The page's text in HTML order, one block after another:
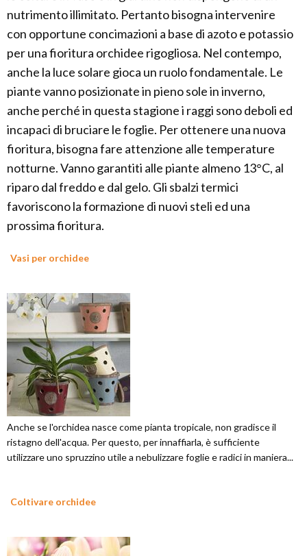
nutrimento illimitato. Pertanto bisogna intervenire
con opportune concimazioni a base di azoto e potassio
per una fioritura orchidee rigogliosa. Nel contempo,
anche la luce solare gioca un ruolo fondamentale. Le
piante vanno posizionate in pieno sole in inverno,
anche perché in questa stagione i raggi sono deboli ed
incapaci di bruciare le foglie. Per ottenere una nuova
fioritura, bisogna fare attenzione alle temperature
notturne. Vanno garantiti alle piante almeno 13°C, al
riparo dal freddo e dal gelo. Gli sbalzi termici
favoriscono la formazione di nuovi steli ed una
prossima fioritura.
Vasi per orchidee
Anche se l'orchidea nasce come pianta tropicale, non gradisce il
ristagno dell'acqua. Per questo, per innaffiarla, è sufficiente
utilizzare uno spruzzino utile a nebulizzare foglie e radici in maniera...
Coltivare orchidee